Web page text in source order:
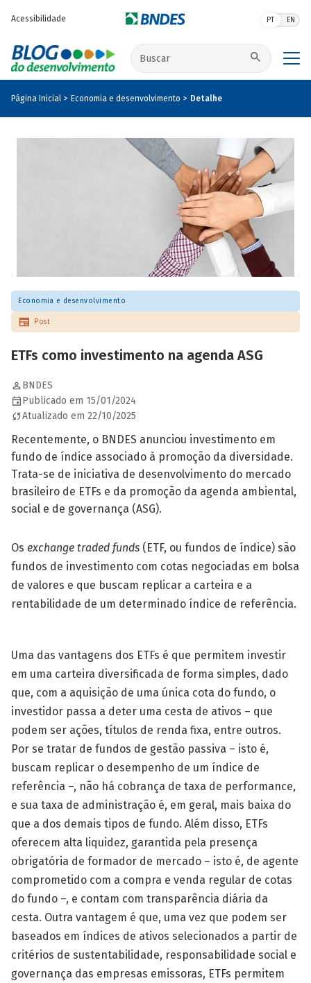
Acessibilidade PT EN
Buscar no site
Página Inicial Economia e desenvolvimento Detalhe
Economia e desenvolvimento
Post
ETFs como investimento na agenda ASG
BNDES
Publicado em 15/01/2024
Atualizado em 22/10/2025
Recentemente, o BNDES anunciou investimento em
fundo de índice associado à promoção da diversidade.
Trata-se de iniciativa de desenvolvimento do mercado
brasileiro de ETFs e da promoção da agenda ambiental,
social e de governança (ASG).
Os exchange traded funds (ETF, ou fundos de índice) são
fundos de investimento com cotas negociadas em bolsa
de valores e que buscam replicar a carteira e a
rentabilidade de um determinado índice de referência.
Uma das vantagens dos ETFs é que permitem investir
em uma carteira diversificada de forma simples, dado
que, com a aquisição de uma única cota do fundo, o
investidor passa a deter uma cesta de ativos – que
podem ser ações, títulos de renda fixa, entre outros.
Por se tratar de fundos de gestão passiva – isto é,
buscam replicar o desempenho de um índice de
referência –, não há cobrança de taxa de performance,
e sua taxa de administração é, em geral, mais baixa do
que a dos demais tipos de fundo. Além disso, ETFs
oferecem alta liquidez, garantida pela presença
obrigatória de formador de mercado – isto é, de agente
comprometido com a compra e venda regular de cotas
do fundo –, e contam com transparência diária da
cesta. Outra vantagem é que, uma vez que podem ser
baseados em índices de ativos selecionados a partir de
critérios de sustentabilidade, responsabilidade social e
governança das empresas emissoras, ETFs permitem